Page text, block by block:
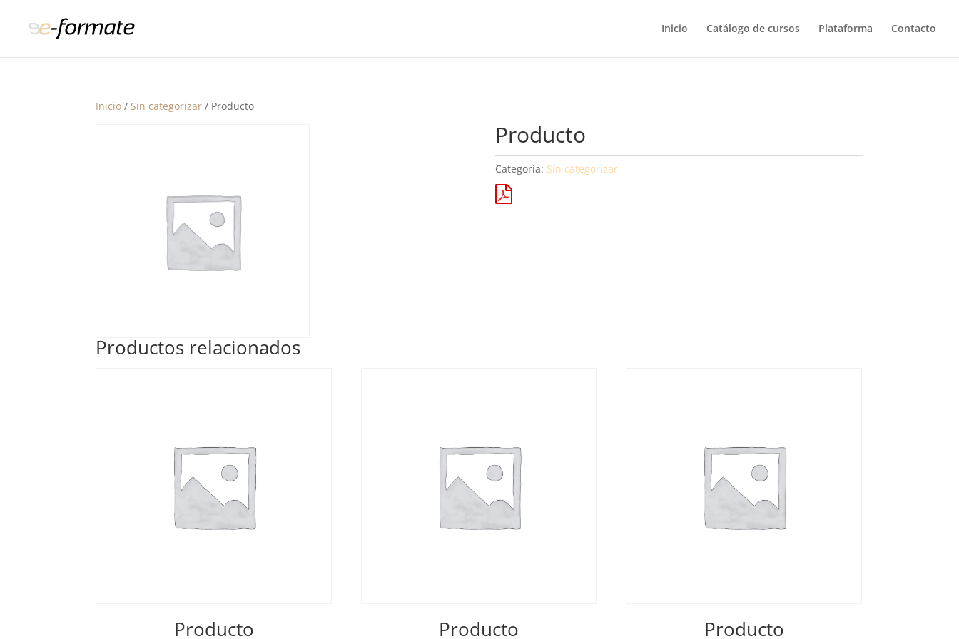
Inicio Catálogo de cursos Plataforma Contacto
Inicio / Sin categorizar / Producto
Producto
Categoría: Sin categorizar
Productos relacionados
Producto Producto Producto